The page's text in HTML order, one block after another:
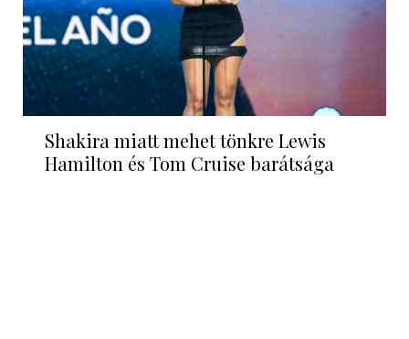
Shakira miatt mehet tönkre Lewis
Hamilton és Tom Cruise barátsága